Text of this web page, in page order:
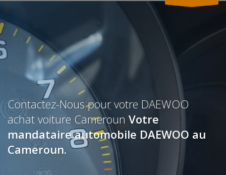
Contactez-Nous pour votre DAEWOO
achat voiture Cameroun Votre
mandataire automobile DAEWOO au
Cameroun.